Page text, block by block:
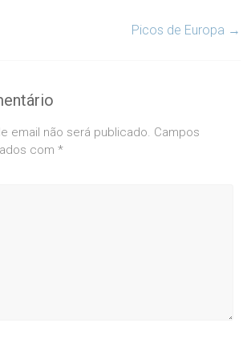
Picos de Europa →
email não será publicado. Campos
com*